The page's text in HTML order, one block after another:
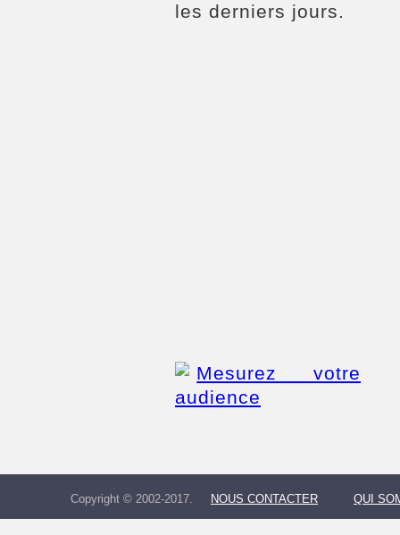
les derniers jours.
Copyright © 2002-2017. NOUS CONTACTER QUI